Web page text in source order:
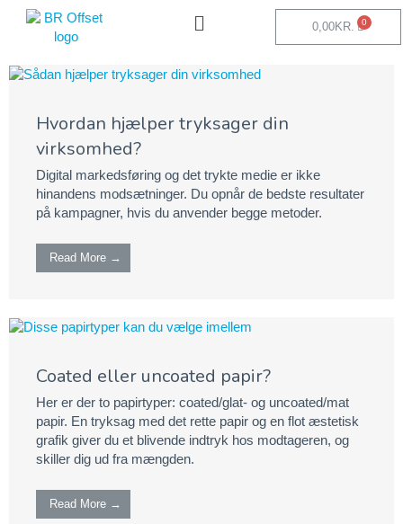
0,00KR.
Hvordan hjælper tryksager din
virksomhed?
Digital markedsføring og det trykte medie er ikke
hinandens modsætninger. Du opnår de bedste resultater
på kampagner, hvis du anvender begge metoder.
Read More →
Coated eller uncoated papir?
Her er der to papirtyper: coated/glat- og uncoated/mat
papir. En tryksag med det rette papir og en flot æstetisk
grafik giver du et blivende indtryk hos modtageren, og
skiller dig ud fra mængden.
Read More →